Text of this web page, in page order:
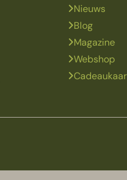
Nieuws
Blog
Magazine
Webshop